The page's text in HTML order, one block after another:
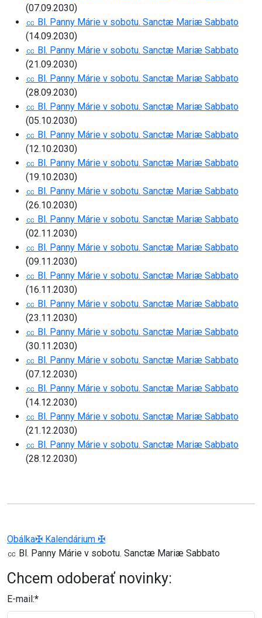
(07.09.2030)
㏄ Bl. Panny Márie v sobotu. Sanctæ Mariæ Sabbato
(14.09.2030)
㏄ Bl. Panny Márie v sobotu. Sanctæ Mariæ Sabbato
(21.09.2030)
㏄ Bl. Panny Márie v sobotu. Sanctæ Mariæ Sabbato
(28.09.2030)
㏄ Bl. Panny Márie v sobotu. Sanctæ Mariæ Sabbato
(05.10.2030)
㏄ Bl. Panny Márie v sobotu. Sanctæ Mariæ Sabbato
(12.10.2030)
㏄ Bl. Panny Márie v sobotu. Sanctæ Mariæ Sabbato
(19.10.2030)
㏄ Bl. Panny Márie v sobotu. Sanctæ Mariæ Sabbato
(26.10.2030)
㏄ Bl. Panny Márie v sobotu. Sanctæ Mariæ Sabbato
(02.11.2030)
㏄ Bl. Panny Márie v sobotu. Sanctæ Mariæ Sabbato
(09.11.2030)
㏄ Bl. Panny Márie v sobotu. Sanctæ Mariæ Sabbato
(16.11.2030)
㏄ Bl. Panny Márie v sobotu. Sanctæ Mariæ Sabbato
(23.11.2030)
㏄ Bl. Panny Márie v sobotu. Sanctæ Mariæ Sabbato
(30.11.2030)
㏄ Bl. Panny Márie v sobotu. Sanctæ Mariæ Sabbato
(07.12.2030)
㏄ Bl. Panny Márie v sobotu. Sanctæ Mariæ Sabbato
(14.12.2030)
㏄ Bl. Panny Márie v sobotu. Sanctæ Mariæ Sabbato
(21.12.2030)
㏄ Bl. Panny Márie v sobotu. Sanctæ Mariæ Sabbato
(28.12.2030)
Obálka✠ Kalendárium ✠
㏄ Bl. Panny Márie v sobotu. Sanctæ Mariæ Sabbato
Chcem odoberať novinky:
E-mail:*